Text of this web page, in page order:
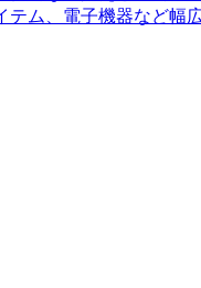
ム、電子機器など幅